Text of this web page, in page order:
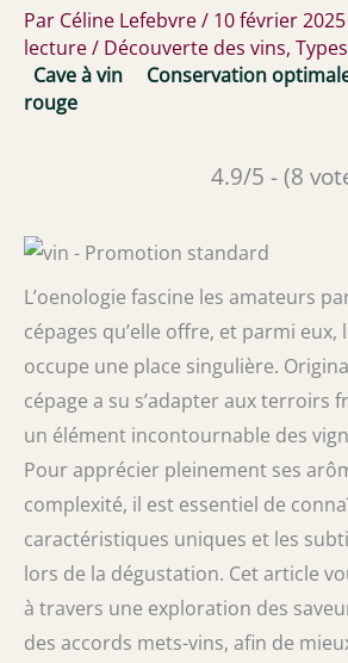
Par Céline Lefebvre/ 10 février 2025
lecture/ Découverte des vins,
Cave à vin
Conservation
rouge
4.9/5 - (8
L’oenologie fascine les amateurs
cépages qu’elle offre, et parmi eux,
occupe une place singulière.
cépage a su s’adapter aux terroirs
un élément incontournable des
Pour apprécier pleinement ses
complexité, il est essentiel de
caractéristiques uniques et les
lors de la dégustation. Cet article
à travers une exploration des
des accords mets-vins, afin de